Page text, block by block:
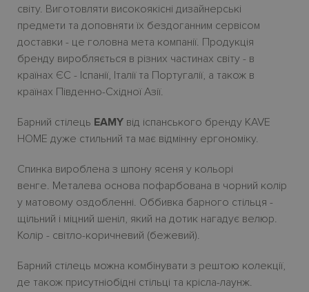
світу. Виготовляти високоякісні дизайнерські
предмети та доповняти їх бездоганним сервісом
доставки - це головна мета компанії. Продукція
бренду виробляється в різних частинах світу - в
країнах ЄС - Іспанії, Італії та Португалії, а також в
країнах Південно-Східної Азії.
Барний стілець EAMY від іспанського бренду KAVE
HOME дуже стильний та має відмінну ергономіку.
Спинка вироблена з шпону ясеня у кольорі
венге. Металева основа пофарбована в чорний колір
у матовому оздобленні. Оббивка барного стільця -
щільний і міцний шеніл, який на дотик нагадує велюр.
Колір - світло-коричневий (бежевий).
Барний стілець можна комбінувати з рештою колекції,
де також присутніобідні стільці та крісла-лаунж.